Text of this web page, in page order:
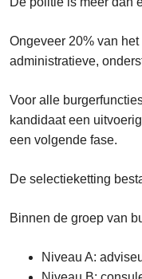
Ongeveer 20% van
administratieve,
Voor alle
kandidaat een
een volgende fase.
De selectieketting
Binnen de groep van
Niveau A: